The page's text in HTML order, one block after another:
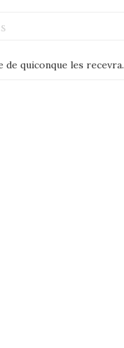
quiconque les recevra.